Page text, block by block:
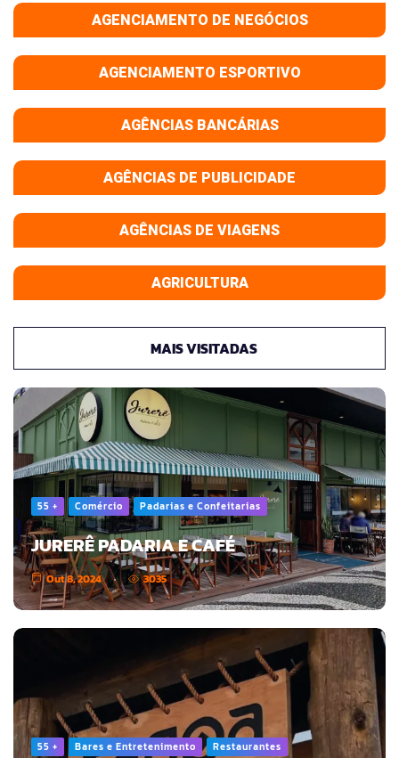
AGENCIAMENTO DE NEGÓCIOS
AGENCIAMENTO ESPORTIVO
AGÊNCIAS BANCÁRIAS
AGÊNCIAS DE PUBLICIDADE
AGÊNCIAS DE VIAGENS
AGRICULTURA
MAIS VISITADAS
55 + Comércio Padarias e Confeitarias
JURERÊ PADARIA E CAFÉ
Out 8, 2024 3035
55 + Bares e Entretenimento Restaurantes